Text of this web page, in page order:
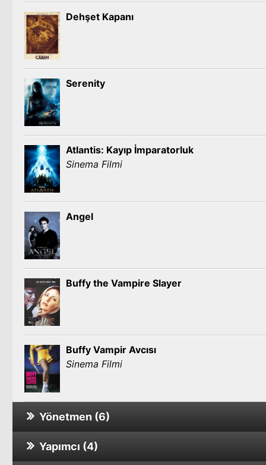
Dehşet Kapanı
Serenity
Atlantis: Kayıp İmparatorluk
Sinema Filmi
Angel
Buffy the Vampire Slayer
Buffy Vampir Avcısı
Sinema Filmi
Yönetmen (6)
Yenilmezler: Ultron Çağı
Yapımcı (4)